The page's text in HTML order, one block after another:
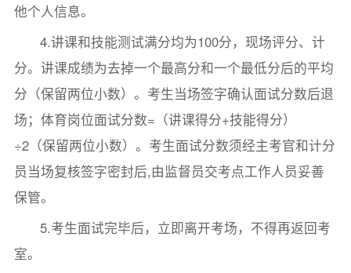
他个人信息。
4.讲课和技能测试满分均为100分，现场评分、计
分。讲课成绩为去掉一个最高分和一个最低分后的平均
分（保留两位小数）。考生当场签字确认面试分数后退
场；体育岗位面试分数=（讲课得分+技能得分）
÷2（保留两位小数）。考生面试分数须经主考官和计分
员当场复核签字密封后,由监督员交考点工作人员妥善
保管。
5.考生面试完毕后，立即离开考场，不得再返回考
室。